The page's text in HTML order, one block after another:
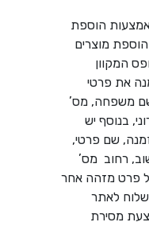
הוספת
מוצרים
המקוון
את פרטי
משפחה, מס’
בנוסף יש
שם פרטי,
רחוב מס’
פרט מזהה אחר
לאתר
מסירת